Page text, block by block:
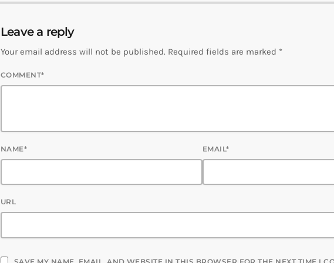
Leave a reply
Your email address will not be published. Required fields are marked *
COMMENT*
NAME* EMAIL*
URL